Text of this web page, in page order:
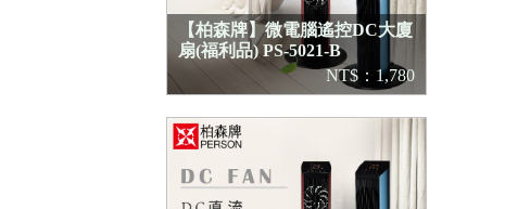
【柏森牌】微電腦遙控DC大廈
扇(福利品) PS-5021-B
NT$：1,780